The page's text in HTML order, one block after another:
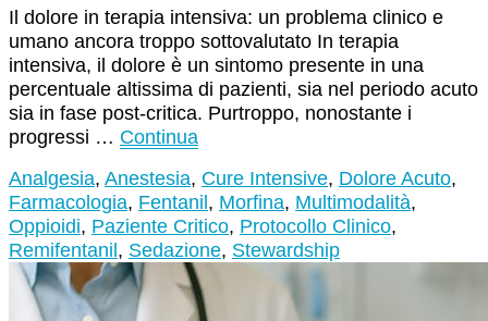
Il dolore in terapia intensiva: un problema clinico e
umano ancora troppo sottovalutato In terapia
intensiva, il dolore è un sintomo presente in una
percentuale altissima di pazienti, sia nel periodo acuto
sia in fase post-critica. Purtroppo, nonostante i
progressi … Continua
Analgesia, Anestesia, Cure Intensive, Dolore Acuto,
Farmacologia, Fentanil, Morfina, Multimodalità,
Oppioidi, Paziente Critico, Protocollo Clinico,
Remifentanil, Sedazione, Stewardship